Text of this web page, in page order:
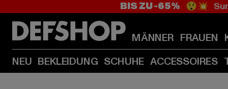
BIS ZU -65% 😲💥
MÄNNER FRAUEN
NEU BEKLEIDUNG SCHUHE ACCESSOIRES